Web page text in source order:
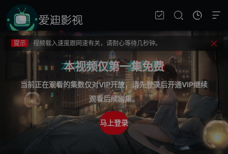
提示
如果无法播放请重新刷新页面，或者切换线路。
提示
视频载入速度跟网速有关，请耐心等待几秒钟。
提示
不要轻易相信视频中的广告，谨防上当受骗!
本视频仅第一集免费
当前正在观看的集数仅对VIP开放，请先登录后开通VIP继续
观看后续剧集。
马上登录